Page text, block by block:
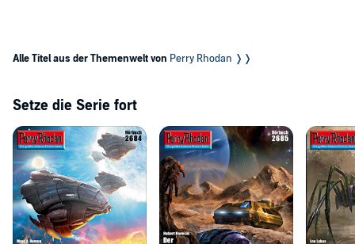
Alle Titel aus der Themenwelt von Perry Rhodan ❭❭
Setze die Serie fort